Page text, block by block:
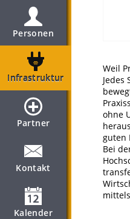
Personen
Infrastruktur
Partner
Kontakt
Kalender
Weil
ohne
guten
Bei